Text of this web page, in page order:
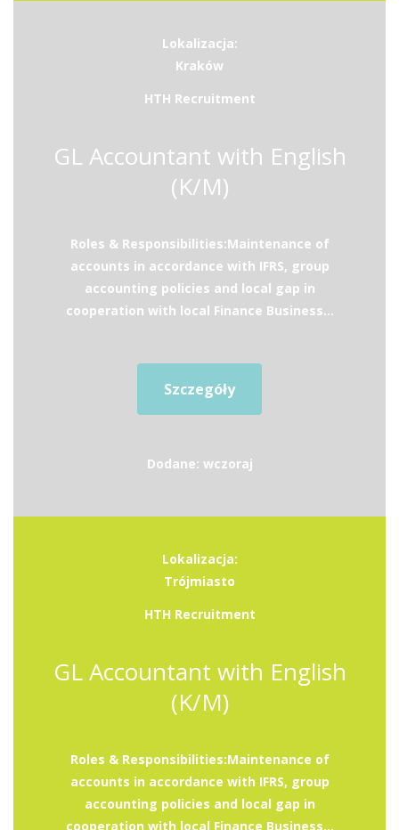
Lokalizacja:
Kraków
HTH Recruitment
GL Accountant with English
(K/M)
Roles & Responsibilities:Maintenance of
accounts in accordance with IFRS, group
accounting policies and local gap in
cooperation with local Finance Business...
Szczegóły
Dodane: wczoraj
Lokalizacja:
Trójmiasto
HTH Recruitment
GL Accountant with English
(K/M)
Roles & Responsibilities:Maintenance of
accounts in accordance with IFRS, group
accounting policies and local gap in
cooperation with local Finance Business...